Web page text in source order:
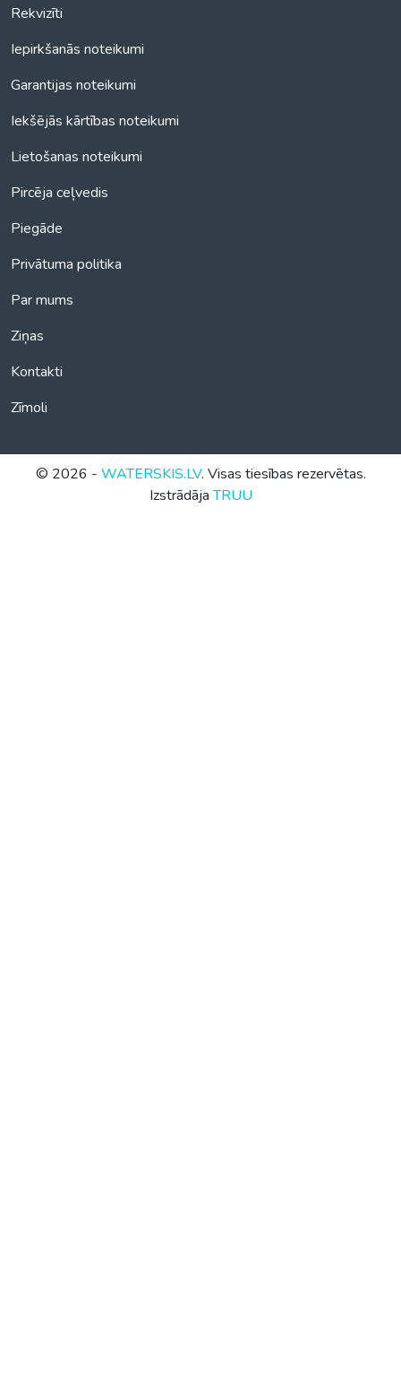
Rekvizīti
Iepirkšanās noteikumi
Garantijas noteikumi
Iekšējās kārtības noteikumi
Lietošanas noteikumi
Pircēja ceļvedis
Piegāde
Privātuma politika
Par mums
Ziņas
Kontakti
Zīmoli
© 2026 - WATERSKIS.LV. Visas tiesības rezervētas.
IzstrādājaTRUU